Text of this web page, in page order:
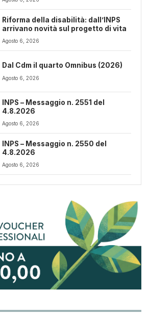
Riforma della disabilità: dall’INPS
arrivano novità sul progetto di vita
Agosto 6, 2026
Dal Cdm il quarto Omnibus (2026)
Agosto 6, 2026
INPS – Messaggio n. 2551 del
4.8.2026
Agosto 6, 2026
INPS – Messaggio n. 2550 del
4.8.2026
Agosto 6, 2026